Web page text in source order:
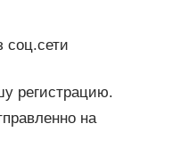
соц.сети
регистрацию.
на